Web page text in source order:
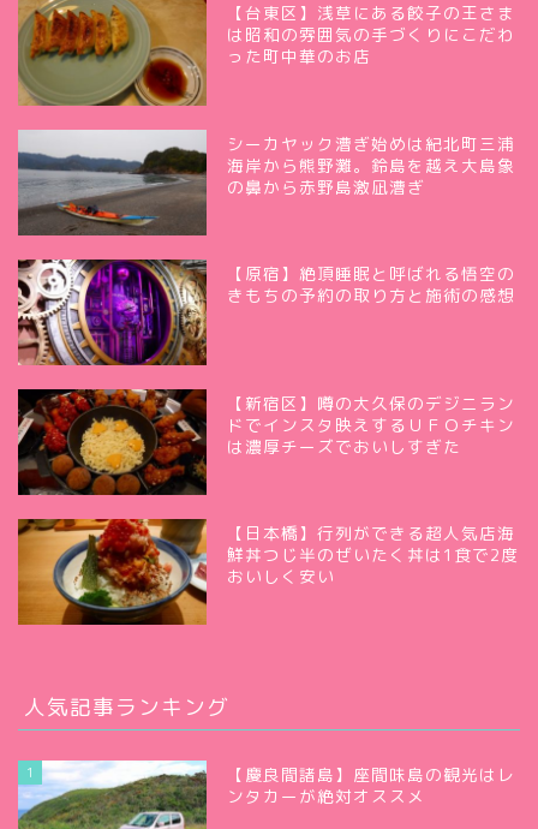
【台東区】浅草にある餃子の王さま
は昭和の雰囲気の手づくりにこだわ
った町中華のお店
シーカヤック漕ぎ始めは紀北町三浦
海岸から熊野灘。鈴島を越え大島象
の鼻から赤野島激凪漕ぎ
【原宿】絶頂睡眠と呼ばれる悟空の
きもちの予約の取り方と施術の感想
【新宿区】噂の大久保のデジニラン
ドでインスタ映えするＵＦＯチキン
は濃厚チーズでおいしすぎた
【日本橋】行列ができる超人気店海
鮮丼つじ半のぜいたく丼は1食で2度
おいしく安い
人気記事ランキング
1
【慶良間諸島】座間味島の観光はレ
ンタカーが絶対オススメ